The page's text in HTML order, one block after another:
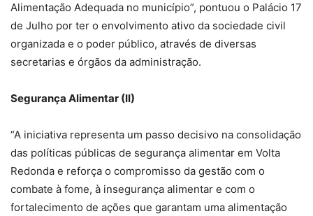
Alimentação Adequada no município”, pontuou o Palácio 17
de Julho por ter o envolvimento ativo da sociedade civil
organizada e o poder público, através de diversas
secretarias e órgãos da administração.
Segurança Alimentar (II)
“A iniciativa representa um passo decisivo na consolidação
das políticas públicas de segurança alimentar em Volta
Redonda e reforça o compromisso da gestão com o
combate à fome, à insegurança alimentar e com o
fortalecimento de ações que garantam uma alimentação